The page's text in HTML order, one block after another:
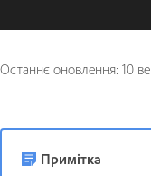
Останнє оновлення: 10
Примітка